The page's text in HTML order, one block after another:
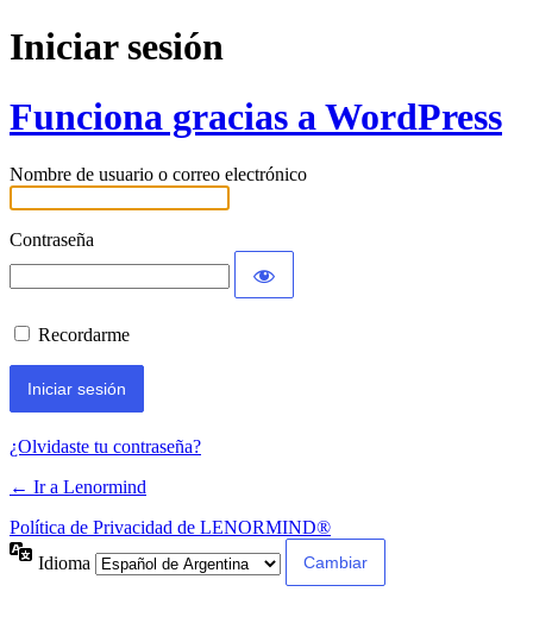
Iniciar sesión
Funciona gracias a WordPress
Nombre de usuario o correo electrónico
Contraseña
Recordarme
¿Olvidaste tu contraseña?
← Ir a Lenormind
Política de Privacidad de LENORMIND®
Idioma